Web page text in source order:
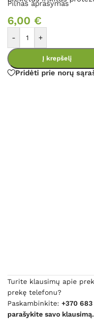
Pilnas aprašymas
6,00 €
- +
Į krepšelį
Pridėti prie norų
Turite klausimų apie
prekę telefonu?
Paskambinkite: +370 683
parašykite savo klausimą.